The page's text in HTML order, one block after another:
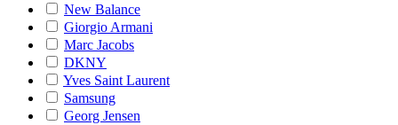
New Balance
Giorgio Armani
Marc Jacobs
DKNY
Yves Saint Laurent
Samsung
Georg Jensen